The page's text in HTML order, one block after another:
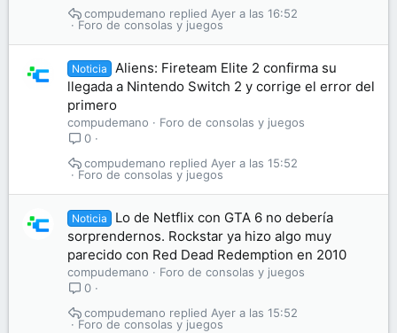
Foro de consolas y juegos
Ayer a las 16:52
compudemano
Noticia
Aliens: Fireteam Elite 2 confirma su
llegada a Nintendo Switch 2 y corrige el error del
primero
compudemano
Foro de consolas y juegos
0
Foro de consolas y juegos
Ayer a las 15:52
compudemano
Noticia
Lo de Netflix con GTA 6 no debería
sorprendernos. Rockstar ya hizo algo muy
parecido con Red Dead Redemption en 2010
compudemano
Foro de consolas y juegos
0
Foro de consolas y juegos
Ayer a las 15:52
compudemano